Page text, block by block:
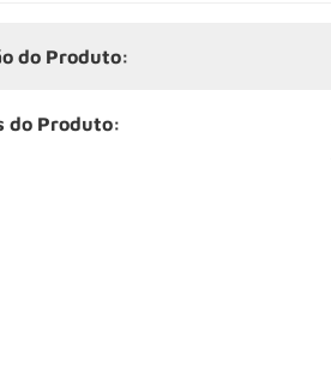
do Produto:
do Produto: